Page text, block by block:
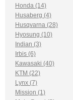
Honda (14)
Husaberg (4)
Husqvarna (28)
Hyosung (10)
Indian (3)
Irbis (6)
Kawasaki (40)
KTM (22)
Lynx (7)
Mission (1)